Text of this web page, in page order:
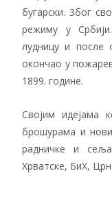
бугарски. Због
режиму у
лудницу и после
окончао у
1899. године.
Својим идејама
брошурама и
радничке и
Хрватске, БиХ,